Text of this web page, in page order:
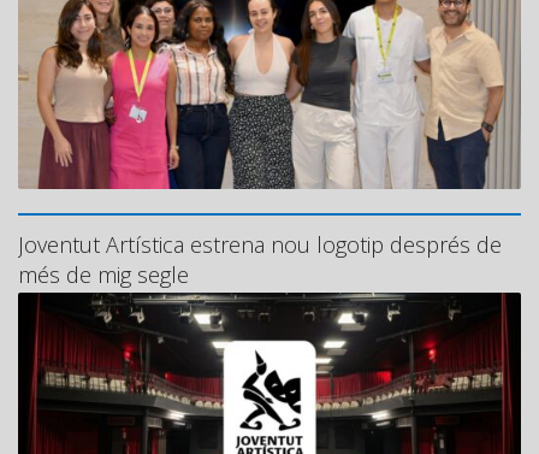
Joventut Artística estrena nou logotip després de
més de mig segle